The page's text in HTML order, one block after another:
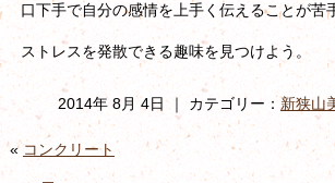
口下手で自分の感情を上手く伝えることが苦
ストレスを発散できる趣味を見つけよう。
2014年 8月 4日 ｜ カテゴリー：新狭山
«コンクリート